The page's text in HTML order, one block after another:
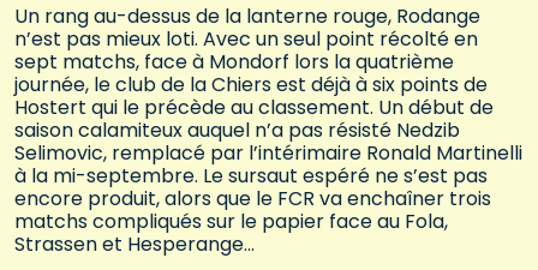
Un rang au-dessus de la lanterne rouge, Rodange
n’est pas mieux loti. Avec un seul point récolté en
sept matchs, face à Mondorf lors la quatrième
journée, le club de la Chiers est déjà à six points de
Hostert qui le précède au classement. Un début de
saison calamiteux auquel n’a pas résisté Nedzib
Selimovic, remplacé par l’intérimaire Ronald Martinelli
à la mi-septembre. Le sursaut espéré ne s’est pas
encore produit, alors que le FCR va enchaîner trois
matchs compliqués sur le papier face au Fola,
Strassen et Hesperange…